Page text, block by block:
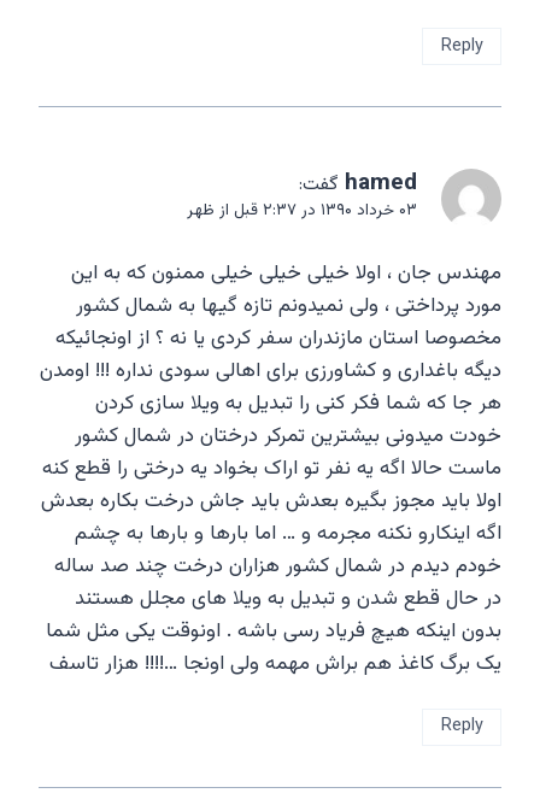
Reply
hamed گفت:
۰۳ خرداد ۱۳۹۰ در ۲:۳۷ قبل از ظهر
مهندس جان ، اولا خیلی خیلی خیلی ممنون که به این
مورد پرداختی ، ولی نمیدونم تازه گیها به شمال کشور
مخصوصا استان مازندران سفر کردی یا نه ؟ از اونجائیکه
دیگه باغداری و کشاورزی برای اهالی سودی نداره !!! اومدن
هر جا که شما فکر کنی را تبدیل به ویلا سازی کردن
خودت میدونی بیشترین تمرکر درختان در شمال کشور
ماست حالا اگه یه نفر تو اراک بخواد یه درختی را قطع کنه
اولا باید مجوز بگیره بعدش باید جاش درخت بکاره بعدش
اگه اینکارو نکنه مجرمه و … اما بارها و بارها به چشم
خودم دیدم در شمال کشور هزاران درخت چند صد ساله
در حال قطع شدن و تبدیل به ویلا های مجلل هستند
بدون اینکه هیچ فریاد رسی باشه . اونوقت یکی مثل شما
یک برگ کاغذ هم براش مهمه ولی اونجا …!!!! هزار تاسف
Reply